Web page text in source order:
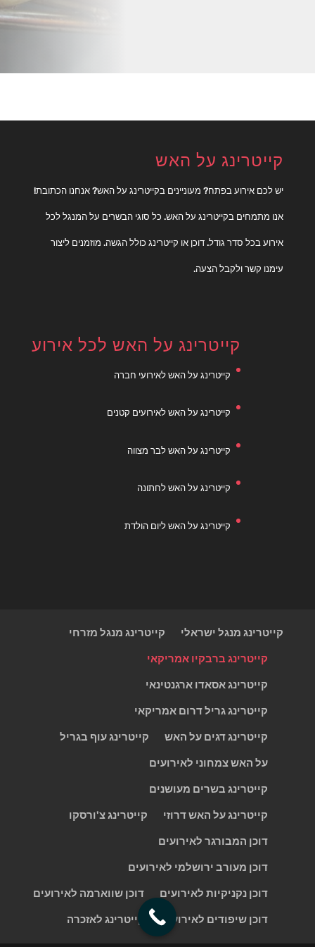
קייטרינג על האש
יש לכם אירוע בפתח? מעוניינים בקייטרינג על האש? אנחנו הכתובת!
אנו מתמחים בקייטרינג על האש. כל סוגי הבשרים על המנגל לכל
אירוע בכל סדר גודל. דוכן או קייטרינג כולל הגשה. מוזמנים ליצור
עימנו קשר ולקבל הצעה.
קייטרינג על האש לכל אירוע
קייטרינג על האש לאירועי חברה
קייטרינג על האש לאירועים קטנים
קייטרינג על האש לבר מצווה
קייטרינג על האש לחתונה
קייטרינג על האש ליום הולדת
קייטרינג מנגל ישראלי קייטרינג מנגל מזרחי
קייטרינג ברבקיו אמריקאי
קייטרינג אסאדו ארגנטינאי
קייטרינג גריל דרום אמריקאי
קייטרינג דגים על האש קייטרינג עוף בגריל
על האש צמחוני לאירועים
קייטרינג בשרים מעושנים
קייטרינג על האש דרוזי קייטרינג צ'ורסקו
דוכן המבורגר לאירועים
דוכן מעורב ירושלמי לאירועים
דוכן נקניקיות לאירועים דוכן שווארמה לאירועים
דוכן שיפודים לאירועים קייטרינג לאזכרה